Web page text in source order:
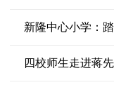
新隆中心小学：
四校师生走进蒋